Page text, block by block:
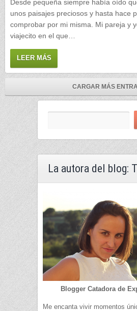
Desde pequeña siempre había oído
unos paisajes preciosos y hasta hace
comprobar por mi misma. Mi pareja y
viajecito en el que…
LEER MÁS
CARGAR MÁS
La autora del blog:
Blogger Catadora de
Me encanta vivir momentos